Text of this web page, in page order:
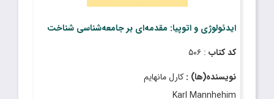
ایدئولوژی و اتوپیا: مقدمه‌ای بر جامعه‌شناسی شناخت
کد کتاب : ۵۰۶
نویسنده(ها) : کارل مانهایم
Karl Mannhehim